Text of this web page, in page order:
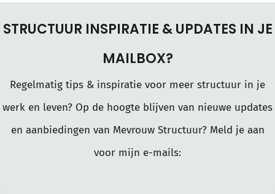
STRUCTUUR INSPIRATIE & UPDATES IN JE
MAILBOX?
Regelmatig tips & inspiratie voor meer structuur in je
werk en leven? Op de hoogte blijven van nieuwe updates
en aanbiedingen van Mevrouw Structuur? Meld je aan
voor mijn e-mails: